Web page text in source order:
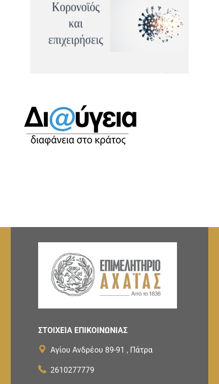
ΣΤΟΙΧΕΙΑ ΕΠΙΚΟΙΝΩΝΙΑΣ
Αγίου Ανδρέου 89-91 , Πάτρα
2610277779